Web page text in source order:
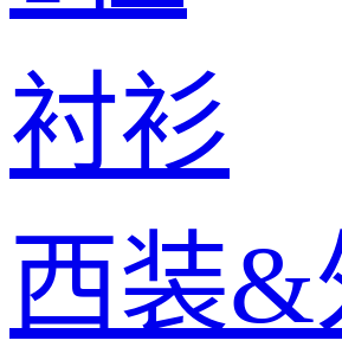
衬衫
西装&